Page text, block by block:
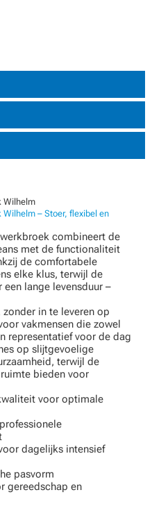
Wilhelm
– Stoer, flexibel en
combineert de
met de functionaliteit
de comfortabele
elke klus, terwijl de
lange levensduur –
in te leveren op
vakmensen die zowel
representatief voor de dag
op slijtgevoelige
terwijl de
bieden voor
voor optimale
dagelijks intensief
pasvorm
gereedschap en